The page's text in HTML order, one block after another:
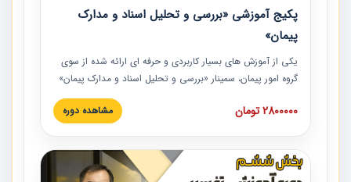
پکیج آموزشی «بررسی و تحلیل اسناد و مدارک
پیمان»
یکی از آموزش‏‏‏‏‏‏ های بسیار کاربردی و حرفه‏ ای ارائه شده از سوی
گروه امور پیمان، سمینار «بررسی و تحلیل اسناد و مدارک پیمان»
است که در دانشگاه صنعتی شریف ارائه شد. در این آموزش
نکات کلیدی مربوط به اسناد و مدارک پیمان، اولویت بندی اسناد
پیمان به همراه تجربیات عملی در این خصوص ارائه شده است.
2800000 تومان مشاهده دوره